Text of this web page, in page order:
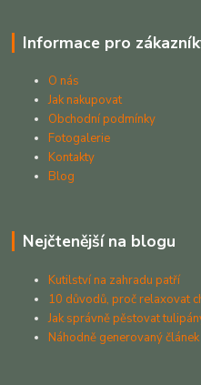
Informace pro
O nás
Jak nakupovat
Obchodní podmínky
Fotogalerie
Kontakty
Blog
Nejčtenější na blogu
Kutilství na zahradu patří
10 důvodů, proč relaxovat
Jak správně pěstovat
Náhodně generovaný článek